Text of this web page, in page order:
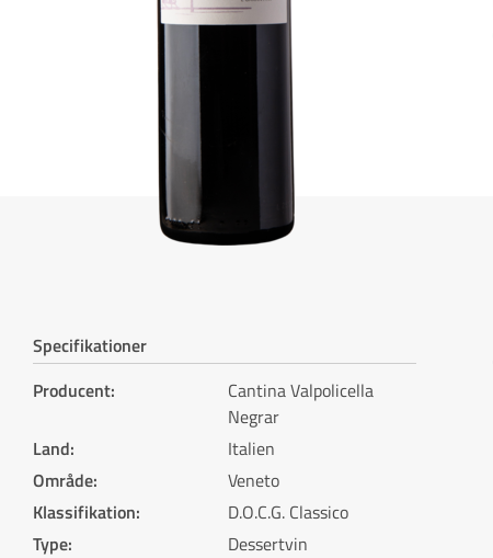
Specifikationer
Producent:
Cantina Valpolicella
Negrar
Land:
Italien
Område:
Veneto
Klassifikation:
D.O.C.G. Classico
Type:
Dessertvin